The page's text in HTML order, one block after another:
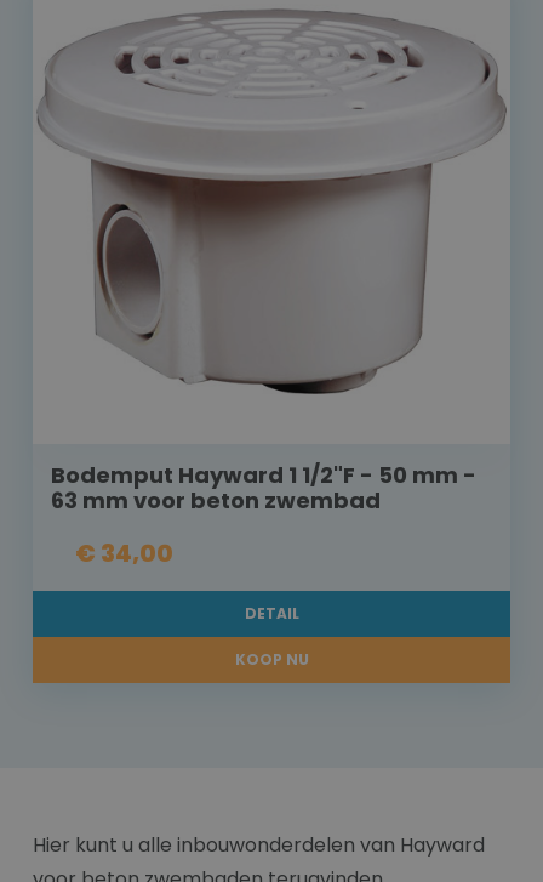
Bodemput Hayward 1 1/2"F - 50 mm -
63 mm voor beton zwembad
€ 34,00
DETAIL
KOOP NU
Hier kunt u alle inbouwonderdelen van Hayward